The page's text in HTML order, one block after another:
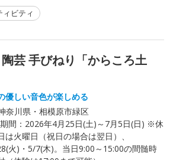
ビティ
芸 手びねり「からころ土
優しい音色が楽しめる
奈川県・相模原市緑区
期間： 2026年4月25日(土)～7月5日(日) ※休
は火曜日（祝日の場合は翌日）、
火)・5/7(木)。当日9:00～15:00の間髄時